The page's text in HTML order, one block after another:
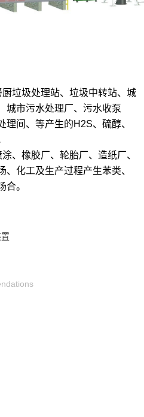
垃圾处理站、垃圾中转站、城
城市污水处理厂、污水收泵
理间、等产生的H2S、硫醇、
、橡胶厂、轮胎厂、造纸厂、
化工及生产过程产生苯类、
合。